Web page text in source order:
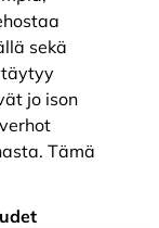
sekä
täytyy
jo ison
Tämä